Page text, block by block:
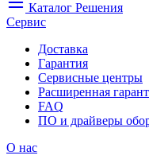
Каталог Решения
Сервис
Доставка
Гарантия
Сервисные центры
Расширенная
FAQ
ПО и драйверы
О нас